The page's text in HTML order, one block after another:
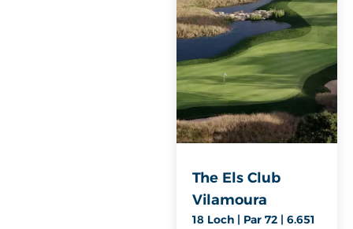
The Els Club
Vilamoura
18 Loch | Par 72 | 6.651